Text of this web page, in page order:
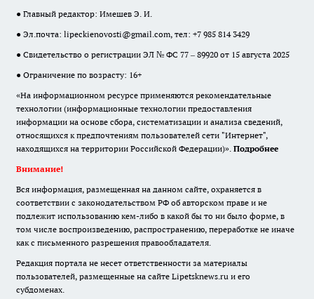
● Главный редактор: Имешев Э. И.
● Эл.почта: lipeckienovosti@gmail.com, тел: +7 985 814 3429
● Свидетельство о регистрации ЭЛ № ФС 77 – 89920 от 15 августа 2025
● Ограничение по возрасту: 16+
«На информационном ресурсе применяются рекомендательные
технологии (информационные технологии предоставления
информации на основе сбора, систематизации и анализа сведений,
относящихся к предпочтениям пользователей сети "Интернет",
находящихся на территории Российской Федерации)». Подробнее
Внимание!
Вся информация, размещенная на данном сайте, охраняется в
соответствии с законодательством РФ об авторском праве и не
подлежит использованию кем-либо в какой бы то ни было форме, в
том числе воспроизведению, распространению, переработке не иначе
как с письменного разрешения правообладателя.
Редакция портала не несет ответственности за материалы
пользователей, размещенные на сайте Lipetsknews.ru и его
субдоменах.